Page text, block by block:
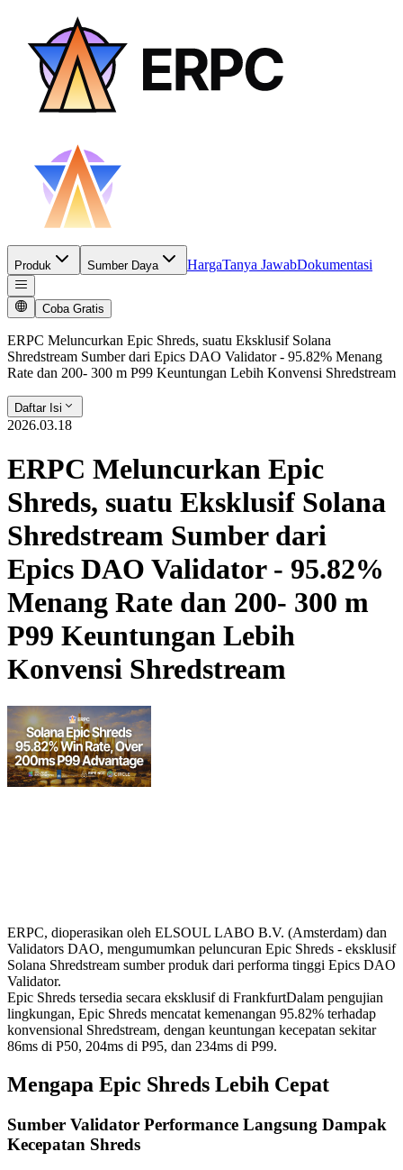
Produk Sumber Daya HargaTanya JawabDokumentasi
Coba Gratis
ERPC Meluncurkan Epic Shreds, suatu Eksklusif Solana
Shredstream Sumber dari Epics DAO Validator - 95.82% Menang
Rate dan 200- 300 m P99 Keuntungan Lebih Konvensi Shredstream
Daftar Isi
2026.03.18
ERPC Meluncurkan Epic
Shreds, suatu Eksklusif Solana
Shredstream Sumber dari
Epics DAO Validator - 95.82%
Menang Rate dan 200- 300 m
P99 Keuntungan Lebih
Konvensi Shredstream
ERPC, dioperasikan oleh ELSOUL LABO B.V. (Amsterdam) dan
Validators DAO, mengumumkan peluncuran Epic Shreds - eksklusif
Solana Shredstream sumber produk dari performa tinggi Epics DAO
Validator.
Epic Shreds tersedia secara eksklusif di FrankfurtDalam pengujian
lingkungan, Epic Shreds mencatat kemenangan 95.82% terhadap
konvensional Shredstream, dengan keuntungan kecepatan sekitar
86ms di P50, 204ms di P95, dan 234ms di P99.
Mengapa Epic Shreds Lebih Cepat
Sumber Validator Performance Langsung Dampak
Kecepatan Shreds